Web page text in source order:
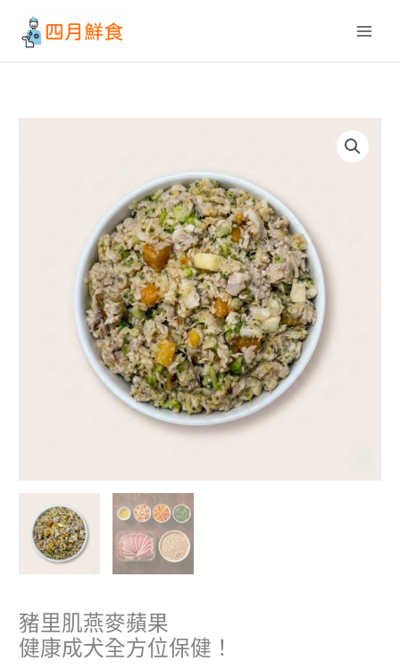
豬里肌燕麥蘋果
健康成犬全方位保健！